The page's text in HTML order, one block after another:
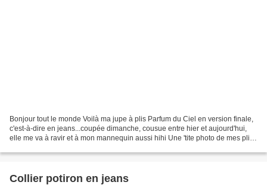
Bonjour tout le monde Voilà ma jupe à plis Parfum du Ciel en version finale,
c'est-à-dire en jeans...coupée dimanche, cousue entre hier et aujourd'hui,
elle me va à ravir et à mon mannequin aussi hihi Une 'tite photo de mes plis
Collier potiron en jeans